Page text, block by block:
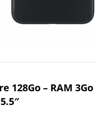
128Go – RAM 3Go